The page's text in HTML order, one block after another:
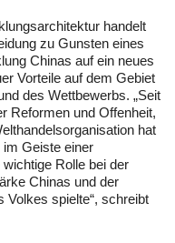
handelt
zu Gunsten eines
Chinas auf ein neues
Vorteile auf dem Gebiet
des Wettbewerbs. „Seit
Reformen und Offenheit,
hat
Geiste einer
wichtige Rolle bei der
Chinas und der
Volkes spielte“, schreibt